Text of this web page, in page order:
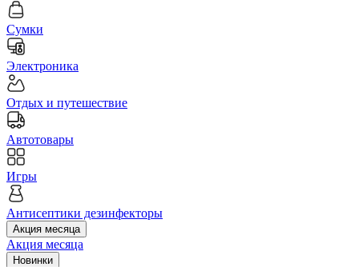
Сумки
Электроника
Отдых и путешествие
Автотовары
Игры
Антисептики дезинфекторы
Акция месяца
Акция месяца
Новинки